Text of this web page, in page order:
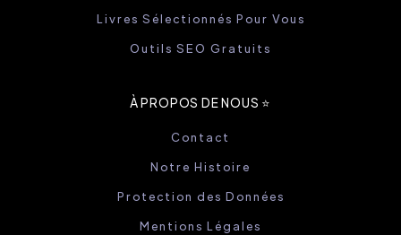
Livres Sélectionnés Pour Vous
Outils SEO Gratuits
À PROPOS DE NOUS ⭐️
Contact
Notre Histoire
Protection des Données
Mentions Légales